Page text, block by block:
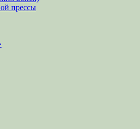
прессы